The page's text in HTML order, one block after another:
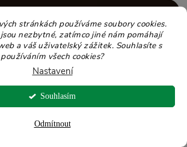
stránkách používáme soubory cookies.
nezbytné, zatímco jiné nám pomáhají
a váš uživatelský zážitek. Souhlasíte s
používáním všech cookies?
Nastavení
Odmítnout
Souhlasím
ořechy jíst během
být v těhotenství vhodnou součástí pestré
nemáte alergii a dobře je snášíte.
jsou natural varianty bez soli, cukru a polev.